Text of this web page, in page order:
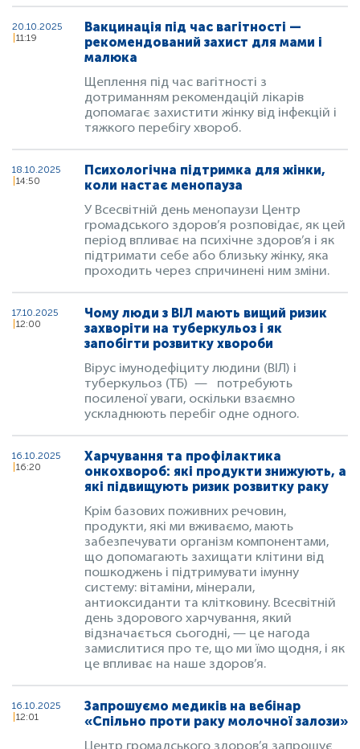
20.10.2025
11:19
Вакцинація під час вагітності —
рекомендований захист для мами і
малюка
Щеплення під час вагітності з
дотриманням рекомендацій лікарів
допомагає захистити жінку від інфекцій і
тяжкого перебігу хвороб.
18.10.2025
14:50
Психологічна підтримка для жінки,
коли настає менопауза
У Всесвітній день менопаузи Центр
громадського здоров’я розповідає, як цей
період впливає на психічне здоров’я і як
підтримати себе або близьку жінку, яка
проходить через спричинені ним зміни.
17.10.2025
12:00
Чому люди з ВІЛ мають вищий ризик
захворіти на туберкульоз і як
запобігти розвитку хвороби
Вірус імунодефіциту людини (ВІЛ) і
туберкульоз (ТБ) — потребують
посиленої уваги, оскільки взаємно
ускладнюють перебіг одне одного.
16.10.2025
16:20
Харчування та профілактика
онкохвороб: які продукти знижують, а
які підвищують ризик розвитку раку
Крім базових поживних речовин,
продукти, які ми вживаємо, мають
забезпечувати організм компонентами,
що допомагають захищати клітини від
пошкоджень і підтримувати імунну
систему: вітаміни, мінерали,
антиоксиданти та клітковину. Всесвітній
день здорового харчування, який
відзначається сьогодні, — це нагода
замислитися про те, що ми їмо щодня, і як
це впливає на наше здоров’я.
16.10.2025
12:01
Запрошуємо медиків на вебінар
«Спільно проти раку молочної залози»